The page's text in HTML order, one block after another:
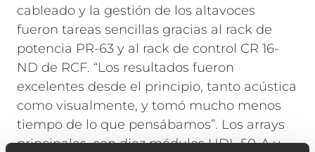
cableado y la gestión de los altavoces
fueron tareas sencillas gracias al rack de
potencia PR-63 y al rack de control CR 16-
ND de RCF. “Los resultados fueron
excelentes desde el principio, tanto acústica
como visualmente, y tomó mucho menos
tiempo de lo que pensábamos”. Los arrays
principales, con diez módulos HDL 50-A y